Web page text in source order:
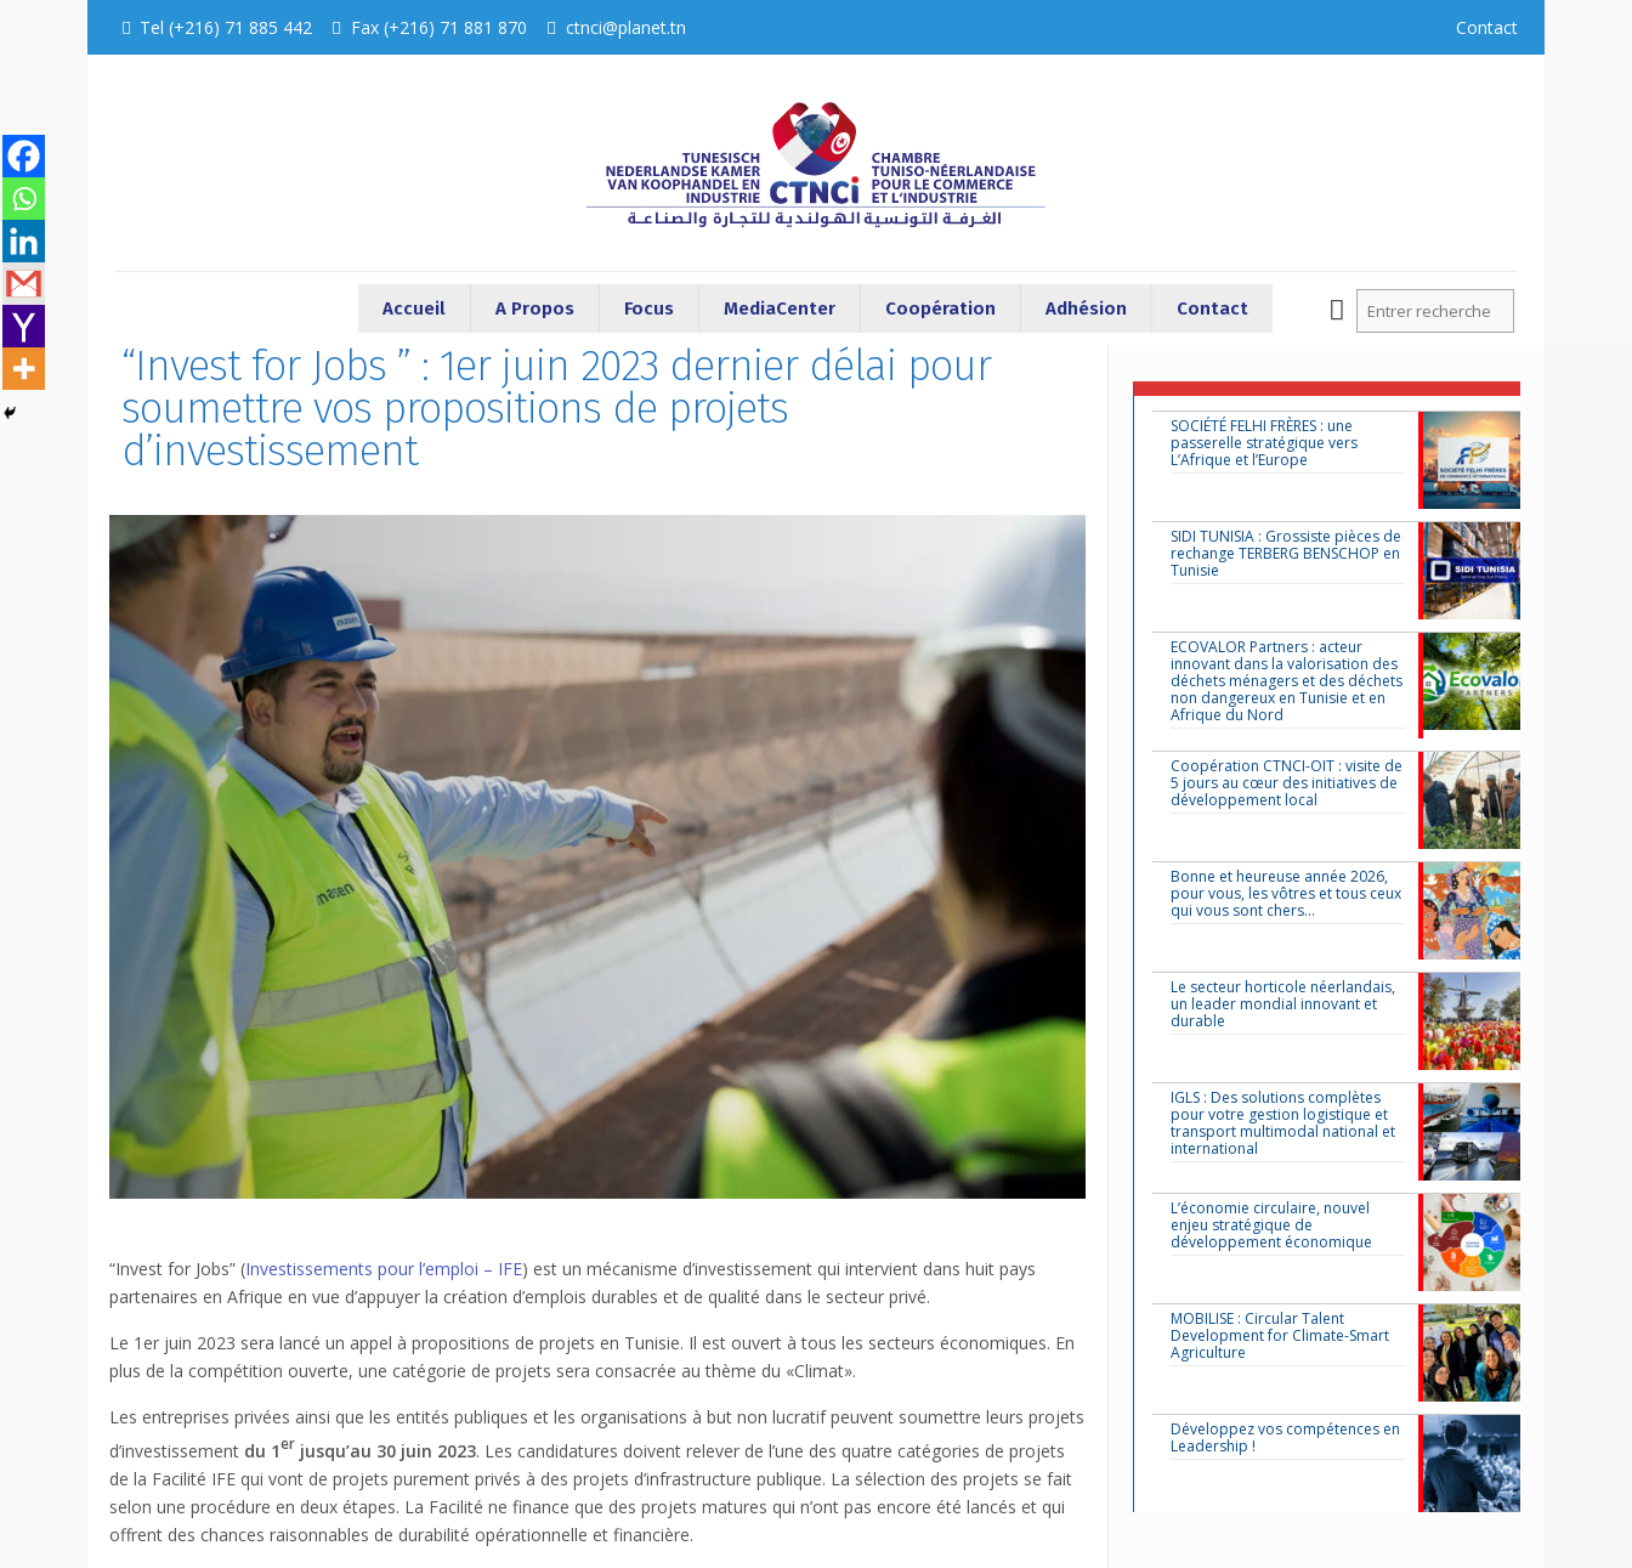
Tel (+216) 71 885 442 Fax (+216) 71 881 870 ctnci@planet.tn Contact
Accueil A Propos Focus MediaCenter Coopération Adhésion Contact
“Invest for Jobs ” : 1er juin 2023 dernier délai pour
soumettre vos propositions de projets
d’investissement
“Invest for Jobs” (Investissements pour l’emploi – IFE) est un mécanisme d’investissement qui intervient dans huit pays
partenaires en Afrique en vue d’appuyer la création d’emplois durables et de qualité dans le secteur privé.
Le 1er juin 2023 sera lancé un appel à propositions de projets en Tunisie. Il est ouvert à tous les secteurs économiques. En
plus de la compétition ouverte, une catégorie de projets sera consacrée au thème du «Climat».
Les entreprises privées ainsi que les entités publiques et les organisations à but non lucratif peuvent soumettre leurs projets
d’investissement du 1er jusqu’au 30 juin 2023. Les candidatures doivent relever de l’une des quatre catégories de projets
de la Facilité IFE qui vont de projets purement privés à des projets d’infrastructure publique. La sélection des projets se fait
selon une procédure en deux étapes. La Facilité ne finance que des projets matures qui n’ont pas encore été lancés et qui
offrent des chances raisonnables de durabilité opérationnelle et financière.
SOCIÉTÉ FELHI FRÈRES : une
passerelle stratégique vers
L’Afrique et l’Europe
SIDI TUNISIA : Grossiste pièces de
rechange TERBERG BENSCHOP en
Tunisie
ECOVALOR Partners : acteur
innovant dans la valorisation des
déchets ménagers et des déchets
non dangereux en Tunisie et en
Afrique du Nord
Coopération CTNCI-OIT : visite de
5 jours au cœur des initiatives de
développement local
Bonne et heureuse année 2026,
pour vous, les vôtres et tous ceux
qui vous sont chers…
Le secteur horticole néerlandais,
un leader mondial innovant et
durable
IGLS : Des solutions complètes
pour votre gestion logistique et
transport multimodal national et
international
L’économie circulaire, nouvel
enjeu stratégique de
développement économique
MOBILISE : Circular Talent
Development for Climate-Smart
Agriculture
Développez vos compétences en
Leadership !